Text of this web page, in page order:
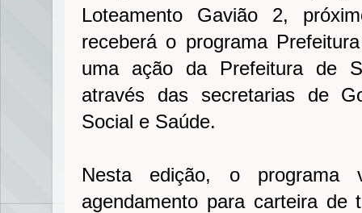
Loteamento Gavião 2,
receberá o programa
uma ação da Prefeitura de
através das secretarias de
Social e Saúde.
Nesta edição, o programa
agendamento para carteira de